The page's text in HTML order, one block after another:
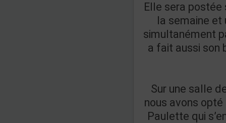
Elle sera
la semaine et
simultanément
a fait aussi son
Sur une salle
nous avons
Paulette qui